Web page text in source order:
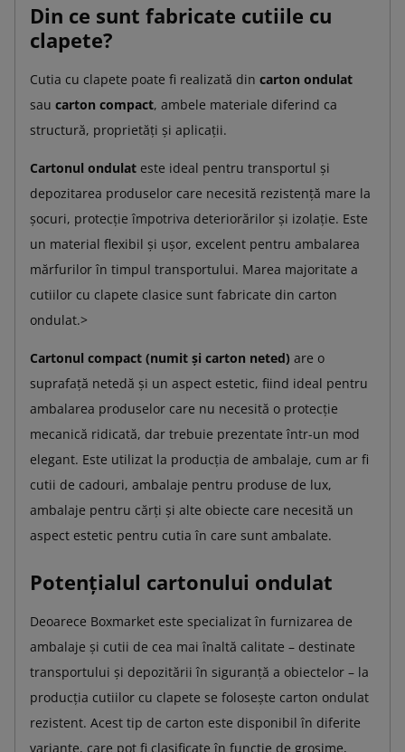
Din ce sunt fabricate cutiile cu
clapete?
Cutia cu clapete poate fi realizată din carton ondulat
sau carton compact, ambele materiale diferind ca
structură, proprietăți și aplicații.
Cartonul ondulat este ideal pentru transportul și
depozitarea produselor care necesită rezistență mare la
șocuri, protecție împotriva deteriorărilor și izolație. Este
un material flexibil și ușor, excelent pentru ambalarea
mărfurilor în timpul transportului. Marea majoritate a
cutiilor cu clapete clasice sunt fabricate din carton
ondulat.>
Cartonul compact (numit și carton neted) are o
suprafață netedă și un aspect estetic, fiind ideal pentru
ambalarea produselor care nu necesită o protecție
mecanică ridicată, dar trebuie prezentate într-un mod
elegant. Este utilizat la producția de ambalaje, cum ar fi
cutii de cadouri, ambalaje pentru produse de lux,
ambalaje pentru cărți și alte obiecte care necesită un
aspect estetic pentru cutia în care sunt ambalate.
Potențialul cartonului ondulat
Deoarece Boxmarket este specializat în furnizarea de
ambalaje și cutii de cea mai înaltă calitate – destinate
transportului și depozitării în siguranță a obiectelor – la
producția cutiilor cu clapete se folosește carton ondulat
rezistent. Acest tip de carton este disponibil în diferite
variante, care pot fi clasificate în funcție de grosime,